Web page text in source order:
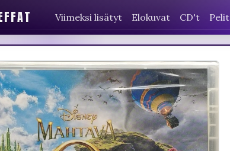
Viimeksi lisätyt Elokuvat CD't Pelit